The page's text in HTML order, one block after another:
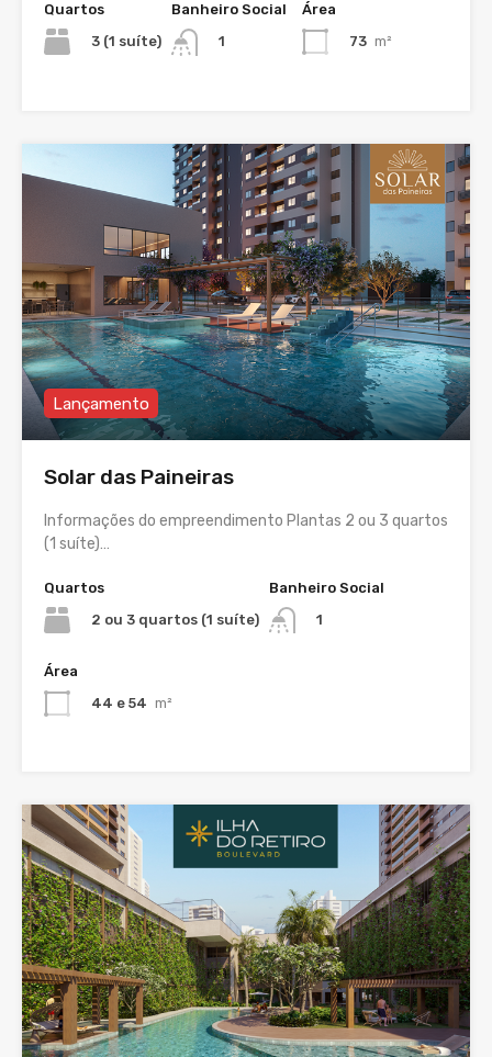
Quartos
3 (1 suíte)
Banheiro Social
1
Área
73 m²
Lançamento
Solar das Paineiras
Informações do empreendimento Plantas 2 ou 3 quartos
(1 suíte)…
Quartos
2 ou 3 quartos (1 suíte)
Banheiro Social
1
Área
44 e 54 m²